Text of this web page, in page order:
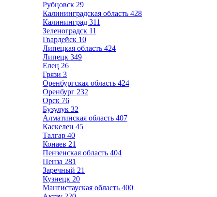
Рубцовск 29
Калининградская область 428
Калининград 311
Зеленоградск 11
Гвардейск 10
Липецкая область 424
Липецк 349
Елец 26
Грязи 3
Оренбургская область 424
Оренбург 232
Орск 76
Бузулук 32
Алматинская область 407
Каскелен 45
Талгар 40
Конаев 21
Пензенская область 404
Пенза 281
Заречный 21
Кузнецк 20
Мангистауская область 400